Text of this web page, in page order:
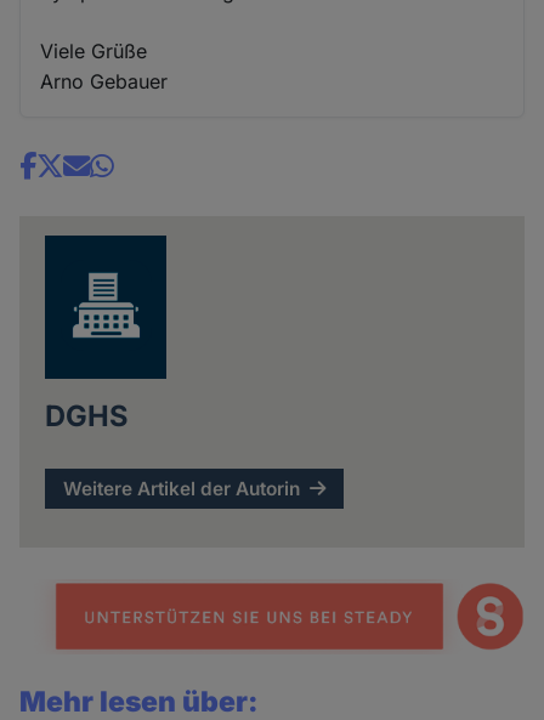
Viele Grüße
Arno Gebauer
Share
DGHS
Weitere Artikel der Autorin
Mehr lesen über: